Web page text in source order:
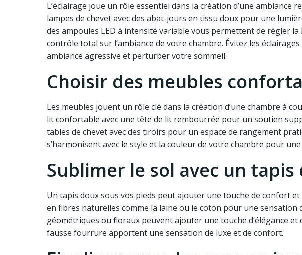
L’éclairage joue un rôle essentiel dans la création d’une ambiance
lampes de chevet avec des abat-jours en tissu doux pour une
des ampoules LED à intensité variable vous permettent de régler
contrôle total sur l’ambiance de votre chambre. Évitez les
ambiance agressive et perturber votre sommeil.
Choisir des meubles
Les meubles jouent un rôle clé dans la création d’une chambre à
lit confortable avec une tête de lit rembourrée pour un soutien
tables de chevet avec des tiroirs pour un espace de rangement
s’harmonisent avec le style et la couleur de votre chambre pour
Sublimer le sol avec un tapis
Un tapis doux sous vos pieds peut ajouter une touche de confort
en fibres naturelles comme la laine ou le coton pour une sensation
géométriques ou floraux peuvent ajouter une touche d’élégance
fausse fourrure apportent une sensation de luxe et de confort.